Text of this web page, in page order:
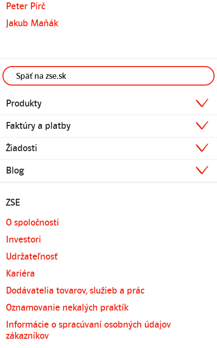
Peter Pirč
Jakub Maňák
Späť na zse.sk
Produkty
Faktúry a platby
Žiadosti
Blog
ZSE
O spoločnosti
Investori
Udržateľnosť
Kariéra
Dodávatelia tovarov, služieb a prác
Oznamovanie nekalých praktík
Informácie o spracúvaní osobných údajov
zákazníkov